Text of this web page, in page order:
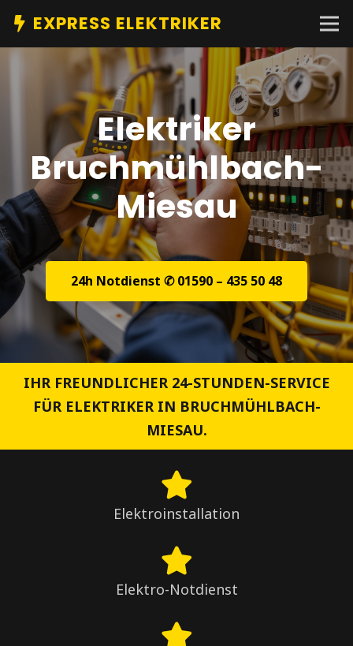
EXPRESS ELEKTRIKER
Elektriker
Bruchmühlbach-
Miesau
24h Notdienst ✆ 01590 – 435 50 48
IHR FREUNDLICHER 24-STUNDEN-SERVICE
FÜR ELEKTRIKER IN BRUCHMÜHLBACH-
MIESAU.
Elektroinstallation
Elektro-Notdienst